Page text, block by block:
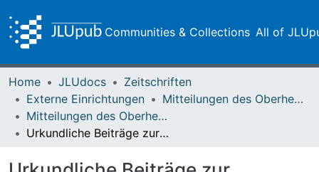
Communities & Collections All of
Home JLUdocs
Zeitschriften
Externe Einrichtungen
Mitteilungen des Oberhessischen Geschichtsvereins Gießen
Mitteilungen des Oberhessischen Geschichtsvereins Gießen Vol. 006 (1896)
Urkundliche Beiträge zur Geschichte Oberhessens